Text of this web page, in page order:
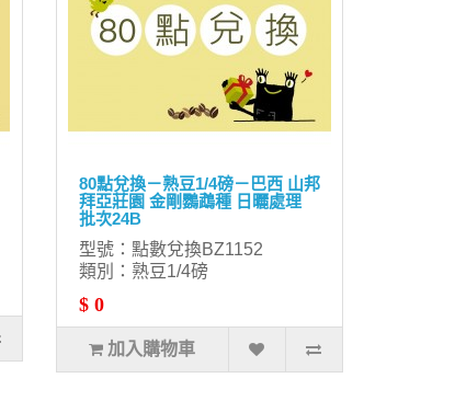
80點兌換－熟豆1/4磅－巴西 山邦
拜亞莊園 金剛鸚鵡種 日曬處理
批次24B
型號：點數兌換BZ1152
類別：熟豆1/4磅
$ 0
加入購物車